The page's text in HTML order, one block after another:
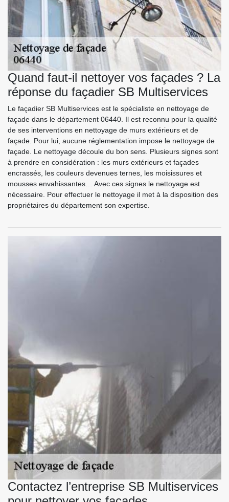
Quand faut-il nettoyer vos façades ? La
réponse du façadier SB Multiservices
Le façadier SB Multiservices est le spécialiste en nettoyage de
façade dans le département 06440. Il est reconnu pour la qualité
de ses interventions en nettoyage de murs extérieurs et de
façade. Pour lui, aucune réglementation impose le nettoyage de
façade. Le nettoyage découle du bon sens. Plusieurs signes sont
à prendre en considération : les murs extérieurs et façades
encrassés, les couleurs devenues ternes, les moisissures et
mousses envahissantes… Avec ces signes le nettoyage est
nécessaire. Pour effectuer le nettoyage il met à la disposition des
propriétaires du département son expertise.
Contactez l’entreprise SB Multiservices